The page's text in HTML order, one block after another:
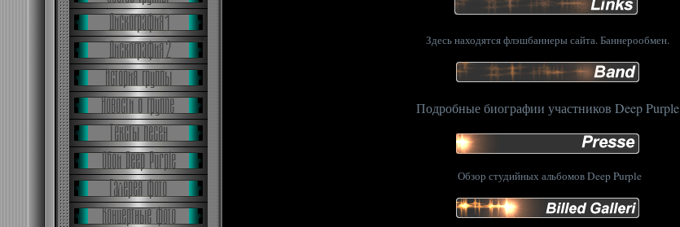
Здесь находятся флэшбаннеры сайта. Баннерообмен.
Подробные биографии участников Deep Purple
Обзор студийных альбомов Deep Purple